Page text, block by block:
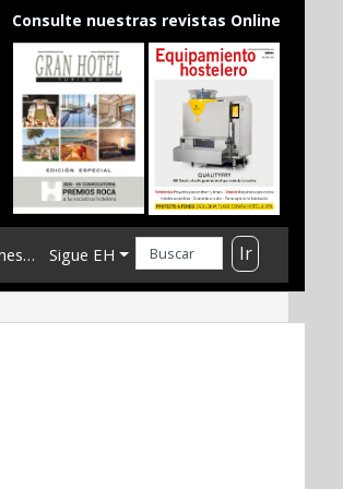
Consulte nuestras revistas Online
Sigue EH Ir